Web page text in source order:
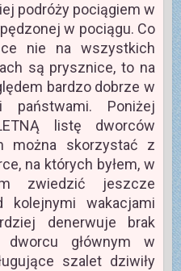
podróży pociągiem w
w pociągu. Co
nie na wszystkich
są prysznice, to na
bardzo dobrze w
państwami. Poniżej
listę dworców
można skorzystać z
na których byłem, w
zwiedzić jeszcze
wakacjami
denerwuje brak
głównym w
szalet dziwiły